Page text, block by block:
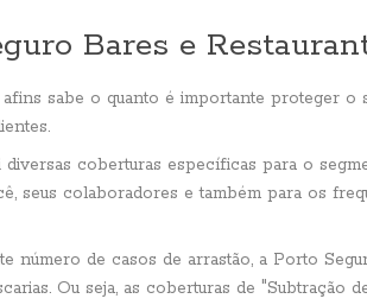
Bares e
sabe o quanto é importante proteger o
diversas coberturas específicas para o
seus colaboradores e também para os
número de casos de arrastão, a Porto
Ou seja, as coberturas de "Subtração